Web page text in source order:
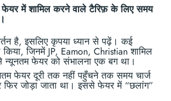
फेयर में शामिल करने वाले टैरिफ़ के लिए समय
है, इसलिए कृपया ध्यान से पढ़ें। कई
जिनमें JP, Eamon, Christian शामिल
फेयर को संभालना एक बग था।
फेयर दूरी तक नहीं पहुँचने तक समय चार्ज
फिर जोड़ा जाता था। इससे फेयर में “छलांग”